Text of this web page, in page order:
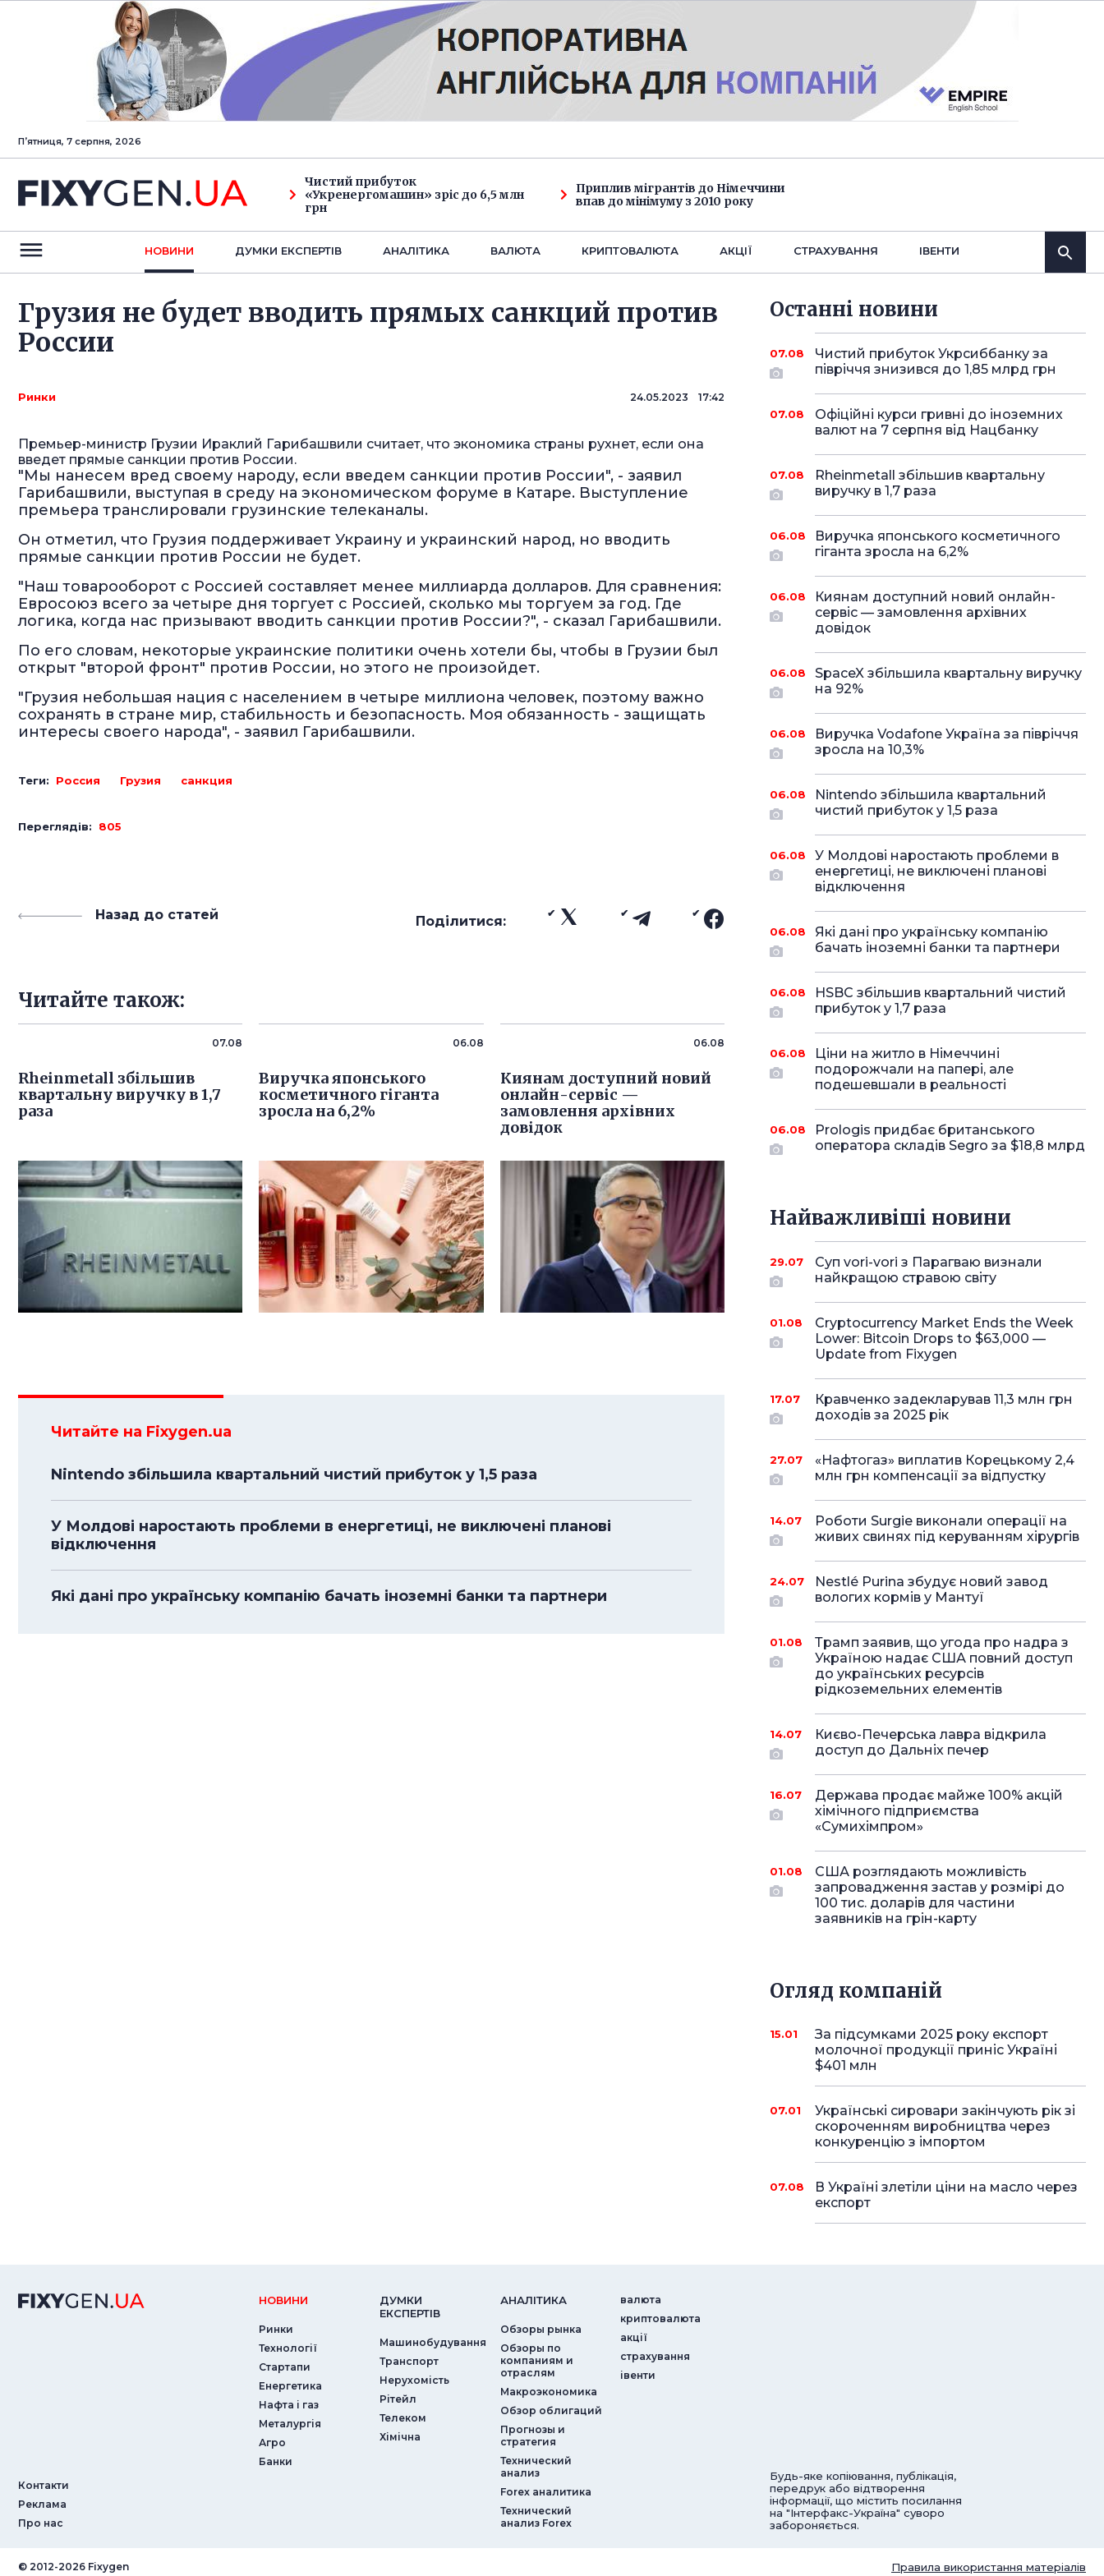
Пʼятниця, 7 серпня, 2026
Чистий прибуток
«Укренергомашин» зріс до 6,5 млн
грн
Приплив мігрантів до Німеччини
впав до мінімуму з 2010 року
НОВИНИ ДУМКИ ЕКСПЕРТIВ АНАЛIТИКА ВАЛЮТА КРИПТОВАЛЮТА АКЦІЇ СТРАХУВАННЯ IВЕНТИ
Грузия не будет вводить прямых санкций против
России
Ринки 24.05.2023 17:42
Премьер-министр Грузии Ираклий Гарибашвили считает, что экономика страны рухнет, если она
введет прямые санкции против России.
"Мы нанесем вред своему народу, если введем санкции против России", - заявил
Гарибашвили, выступая в среду на экономическом форуме в Катаре. Выступление
премьера транслировали грузинские телеканалы.
Он отметил, что Грузия поддерживает Украину и украинский народ, но вводить
прямые санкции против России не будет.
"Наш товарооборот с Россией составляет менее миллиарда долларов. Для сравнения:
Евросоюз всего за четыре дня торгует с Россией, сколько мы торгуем за год. Где
логика, когда нас призывают вводить санкции против России?", - сказал Гарибашвили.
По его словам, некоторые украинские политики очень хотели бы, чтобы в Грузии был
открыт "второй фронт" против России, но этого не произойдет.
"Грузия небольшая нация с населением в четыре миллиона человек, поэтому важно
сохранять в стране мир, стабильность и безопасность. Моя обязанность - защищать
интересы своего народа", - заявил Гарибашвили.
Теги: Россия Грузия санкция
Переглядів: 805
Назад до статей Поділитися:
Читайте також:
07.08
Rheinmetall збільшив
квартальну виручку в 1,7
раза
06.08
Виручка японського
косметичного гіганта
зросла на 6,2%
06.08
Киянам доступний новий
онлайн-сервіс —
замовлення архівних
довідок
Читайте на Fixygen.ua
Nintendo збільшила квартальний чистий прибуток у 1,5 раза
У Молдові наростають проблеми в енергетиці, не виключені планові
відключення
Які дані про українську компанію бачать іноземні банки та партнери
Останнi новини
07.08
Чистий прибуток Укрсиббанку за
півріччя знизився до 1,85 млрд грн
07.08
Офіційні курси гривні до іноземних
валют на 7 серпня від Нацбанку
07.08
Rheinmetall збільшив квартальну
виручку в 1,7 раза
06.08
Виручка японського косметичного
гіганта зросла на 6,2%
06.08
Киянам доступний новий онлайн-
сервіс — замовлення архівних
довідок
06.08
SpaceX збільшила квартальну виручку
на 92%
06.08
Виручка Vodafone Україна за півріччя
зросла на 10,3%
06.08
Nintendo збільшила квартальний
чистий прибуток у 1,5 раза
06.08
У Молдові наростають проблеми в
енергетиці, не виключені планові
відключення
06.08
Які дані про українську компанію
бачать іноземні банки та партнери
06.08
HSBC збільшив квартальний чистий
прибуток у 1,7 раза
06.08
Ціни на житло в Німеччині
подорожчали на папері, але
подешевшали в реальності
06.08
Prologis придбає британського
оператора складів Segro за $18,8 млрд
Найважливіші новини
29.07
Суп vori-vori з Парагваю визнали
найкращою стравою світу
01.08
Cryptocurrency Market Ends the Week
Lower: Bitcoin Drops to $63,000 —
Update from Fixygen
17.07
Кравченко задекларував 11,3 млн грн
доходів за 2025 рік
27.07
«Нафтогаз» виплатив Корецькому 2,4
млн грн компенсації за відпустку
14.07
Роботи Surgie виконали операції на
живих свинях під керуванням хірургів
24.07
Nestlé Purina збудує новий завод
вологих кормів у Мантуї
01.08
Трамп заявив, що угода про надра з
Україною надає США повний доступ
до українських ресурсів
рідкоземельних елементів
14.07
Києво-Печерська лавра відкрила
доступ до Дальніх печер
16.07
Держава продає майже 100% акцій
хімічного підприємства
«Сумихімпром»
01.08
США розглядають можливість
запровадження застав у розмірі до
100 тис. доларів для частини
заявників на грін-карту
Огляд компаній
15.01
За підсумками 2025 року експорт
молочної продукції приніс Україні
$401 млн
07.01
Українські сировари закінчують рік зі
скороченням виробництва через
конкуренцію з імпортом
07.08
В Україні злетіли ціни на масло через
експорт
Контакти
Реклама
Про нас
НОВИНИ
Ринки
Технології
Стартапи
Енергетика
Нафта і газ
Металургія
Агро
Банки
ДУМКИ
ЕКСПЕРТIВ
Машинобудування
Транспорт
Нерухомість
Рітейл
Телеком
Хімічна
АНАЛIТИКА
Обзоры рынка
Обзоры по
компаниям и
отраслям
Макроэкономика
Обзор облигаций
Прогнозы и
стратегия
Технический
анализ
Forex аналитика
Технический
анализ Forex
валюта
криптовалюта
акції
страхування
iвенти
Будь-яке копіювання, публікація,
передрук або відтворення
інформації, що містить посилання
на "Інтерфакс-Україна" суворо
забороняється.
© ‎2012-2026 Fixygen Правила використання матеріалів